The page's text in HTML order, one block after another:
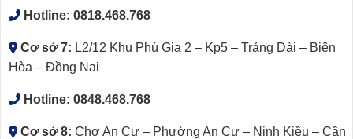
Hotline: 0818.468.768
Cơ sở 7: L2/12 Khu Phú Gia 2 – Kp5 – Trảng Dài – Biên
Hòa – Đồng Nai
Hotline: 0848.468.768
Cơ sở 8: Chợ An Cư – Phường An Cư – Ninh Kiều – Cần